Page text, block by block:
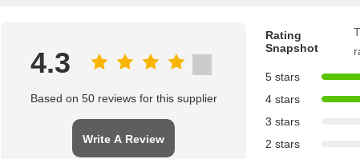
4.3
Based on 50 reviews for this supplier
Write A Review
Rating
Snapshot
5 stars
4 stars
3 stars
2 stars